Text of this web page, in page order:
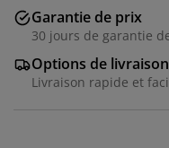
Garantie de prix
30 jours de garantie
Options de
Livraison rapide et